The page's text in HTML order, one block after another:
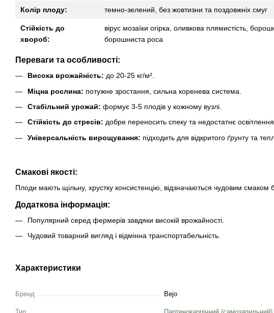
Колір плоду: темно-зелений, без жовтизни та поздовжніх смуг
Стійкість до
хвороб:
вірус мозаїки огірка, оливкова плямистість,
борошниста роса
Переваги та особливості:
Висока врожайність: до 20-25 кг/м².
Міцна рослина: потужне зростання, сильна коренева система.
Стабільний урожай: формує 3-5 плодів у кожному вузлі.
Стійкість до стресів: добре переносить спеку та недостатнє
Універсальність вирощування: підходить для відкритого ґрунту та
Смакові якості:
Плоди мають щільну, хрустку консистенцію, відзначаються чудовим смаком
Додаткова інформація:
Популярний серед фермерів завдяки високій врожайності.
Чудовий товарний вигляд і відмінна транспортабельність.
Характеристики
Бренд Bejo